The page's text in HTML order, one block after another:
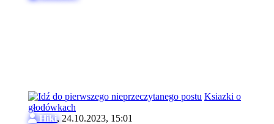
Ksiazki o
głodówkach
Hiki, 24.10.2023, 15:01